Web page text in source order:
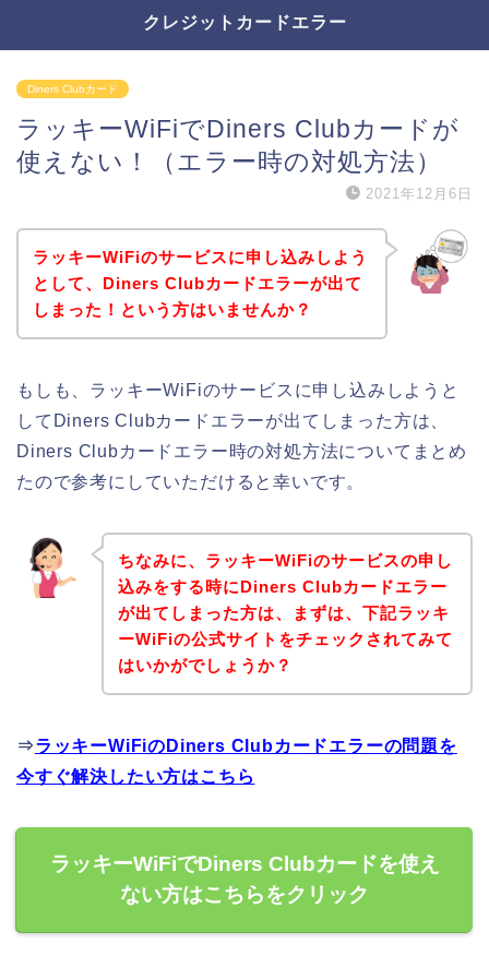
クレジットカードエラー
Diners Clubカード
ラッキーWiFiでDiners Clubカードが
使えない！（エラー時の対処方法）
2021年12月6日
ラッキーWiFiのサービスに申し込みしよう
として、Diners Clubカードエラーが出て
しまった！という方はいませんか？
もしも、ラッキーWiFiのサービスに申し込みしようと
してDiners Clubカードエラーが出てしまった方は、
Diners Clubカードエラー時の対処方法についてまとめ
たので参考にしていただけると幸いです。
ちなみに、ラッキーWiFiのサービスの申し
込みをする時にDiners Clubカードエラー
が出てしまった方は、まずは、下記ラッキ
ーWiFiの公式サイトをチェックされてみて
はいかがでしょうか？
⇒ラッキーWiFiのDiners Clubカードエラーの問題を
今すぐ解決したい方はこちら
ラッキーWiFiでDiners Clubカードを使え
ない方はこちらをクリック